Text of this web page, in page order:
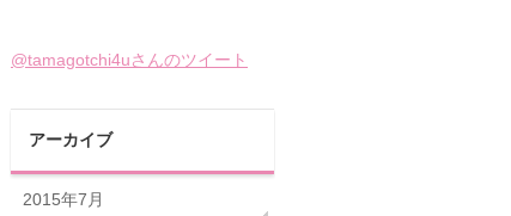
@tamagotchi4uさんのツイート
アーカイブ
2015年7月